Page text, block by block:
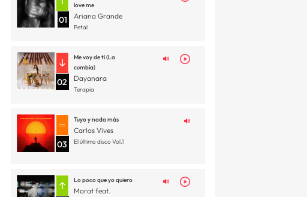
01
love me
Ariana Grande
Petal
02
Me voy de ti (La
cumbia)
Dayanara
Terapia
03
Tuyo y nada más
Carlos Vives
El último disco Vol.1
Lo poco que yo quiero
Morat feat.